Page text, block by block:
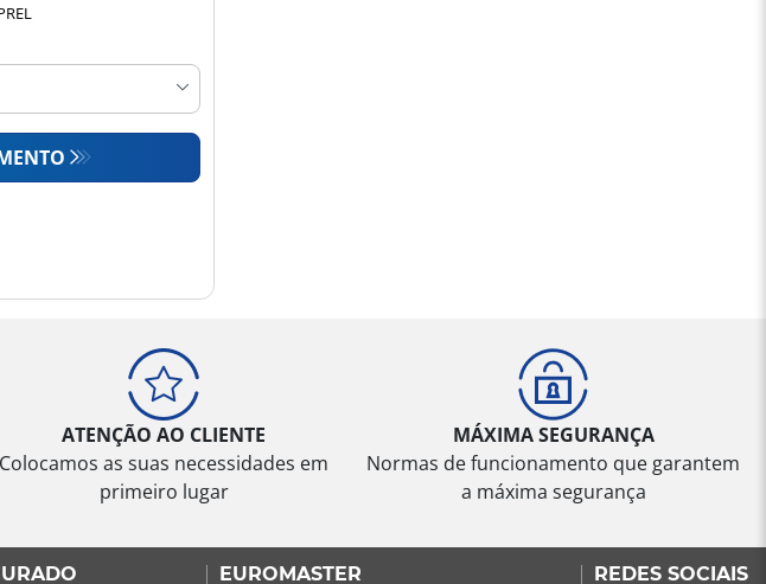
ATENÇÃO AO CLIENTE
Colocamos as suas necessidades em
primeiro lugar
MÁXIMA SEGURANÇA
Normas de funcionamento que garantem
a máxima segurança
EUROMASTER
REDES SOCIAIS